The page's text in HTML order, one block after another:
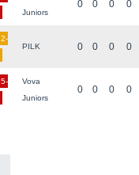
Juniors
0 0 0 0
2-
PILK 0 0 0 0
5-
Vova
Juniors
0 0 0 0